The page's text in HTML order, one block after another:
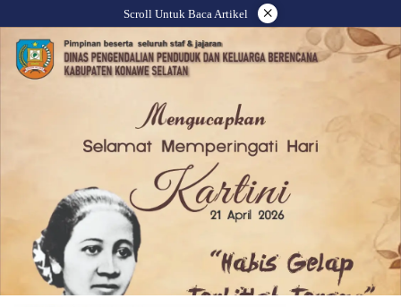
ke
konten
Scroll Untuk Baca Artikel ×